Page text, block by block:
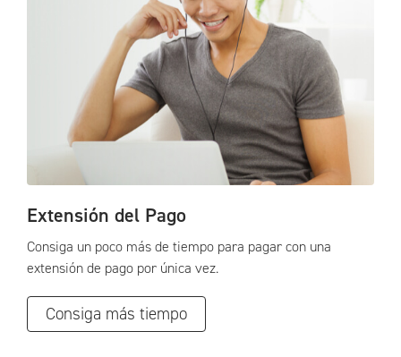
Extensión del Pago
Consiga un poco más de tiempo para pagar con una
extensión de pago por única vez.
Consiga más tiempo